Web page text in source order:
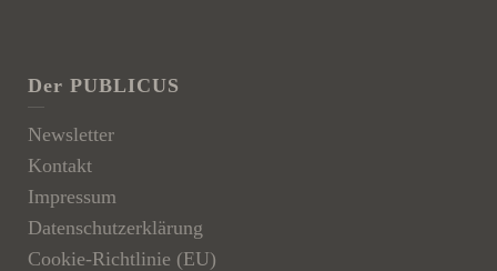
Der PUBLICUS
Newsletter
Kontakt
Impressum
Datenschutzerklärung
Cookie-Richtlinie (EU)